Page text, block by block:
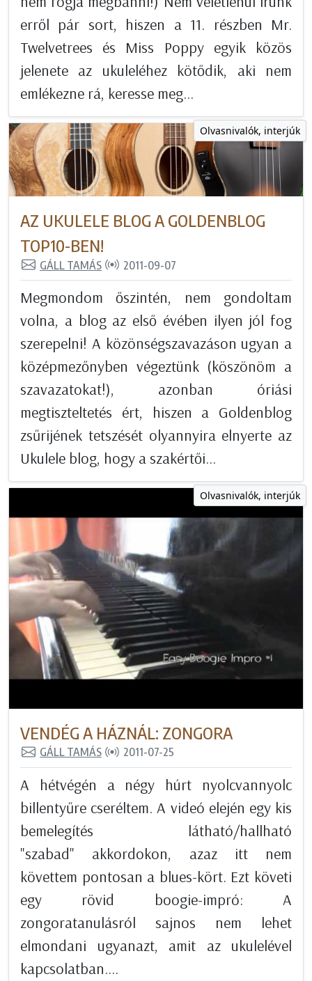
erről pár sort, hiszen a 11. részben Mr.
Twelvetrees és Miss Poppy egyik közös
jelenete az ukuleléhez kötődik, aki nem
emlékezne rá, keresse meg...
Olvasnivalók, interjúk
AZ UKULELE BLOG A GOLDENBLOG
TOP10-BEN!
GÁLL TAMÁS 2011-09-07
Megmondom őszintén, nem gondoltam
volna, a blog az első évében ilyen jól fog
szerepelni! A közönségszavazáson ugyan a
középmezőnyben végeztünk (köszönöm a
szavazatokat!), azonban óriási
megtiszteltetés ért, hiszen a Goldenblog
zsűrijének tetszését olyannyira elnyerte az
Ukulele blog, hogy a szakértői...
Olvasnivalók, interjúk
VENDÉG A HÁZNÁL: ZONGORA
GÁLL TAMÁS 2011-07-25
A hétvégén a négy húrt nyolcvannyolc
billentyűre cseréltem. A videó elején egy kis
bemelegítés látható/hallható
"szabad" akkordokon, azaz itt nem
követtem pontosan a blues-kört. Ezt követi
egy rövid boogie-impró: A
zongoratanulásról sajnos nem lehet
elmondani ugyanazt, amit az ukulelével
kapcsolatban....